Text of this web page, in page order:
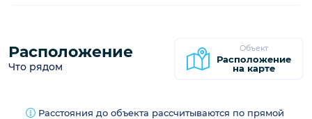
Расположение
Что рядом
Объект
Расположение
на карте
Расстояния до объекта рассчитываются по прямой